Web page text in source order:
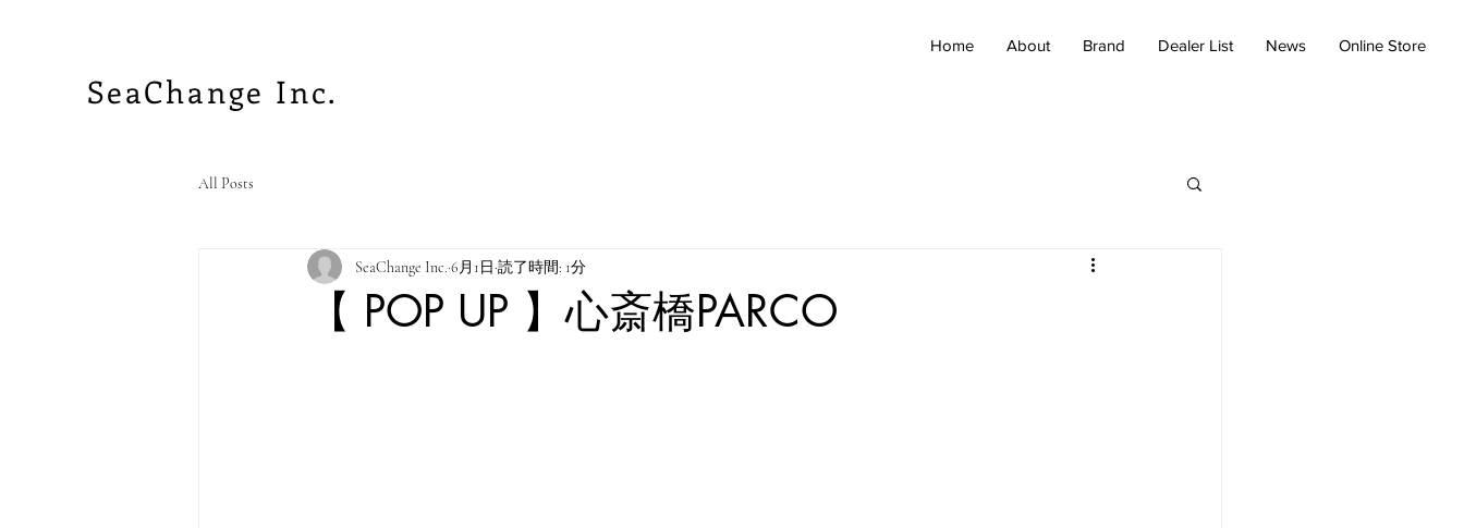
SeaChange Inc.
Home About Brand Dealer List News Online Store
All Posts
【 POP UP 】心斎橋PARCO
SeaChange Inc. 6月1日 読了時間: 1分